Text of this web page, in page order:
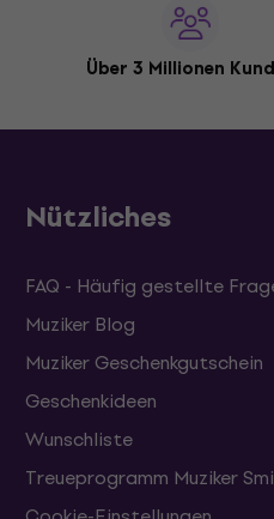
Über 3 Millionen
Nützliches
FAQ - Häufig gestellte
Muziker Blog
Muziker Geschenkgutschein
Geschenkideen
Wunschliste
Treueprogramm Muziker